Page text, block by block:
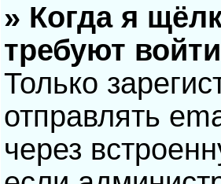
» Когда я
требуют
Только
отправлять
через